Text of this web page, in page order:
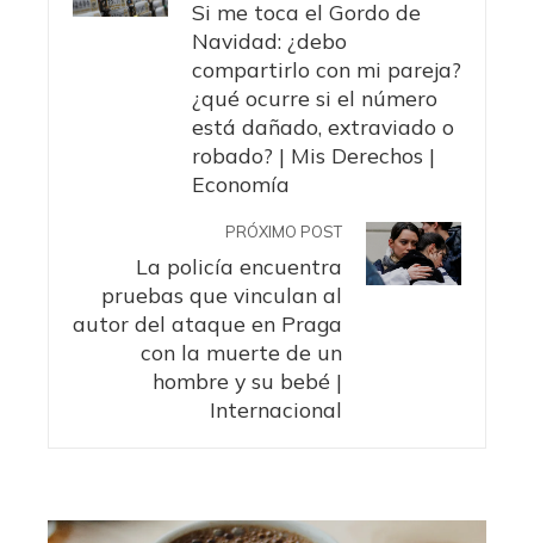
Si me toca el Gordo de
Navidad: ¿debo
compartirlo con mi pareja?
¿qué ocurre si el número
está dañado, extraviado o
robado? | Mis Derechos |
Economía
PRÓXIMO POST
La policía encuentra
pruebas que vinculan al
autor del ataque en Praga
con la muerte de un
hombre y su bebé |
Internacional